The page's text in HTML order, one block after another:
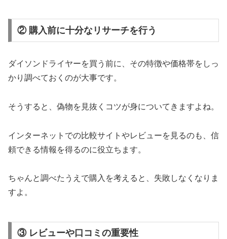
② 購入前に十分なリサーチを行う
ダイソンドライヤーを買う前に、その特徴や価格帯をしっ
かり調べておくのが大事です。
そうすると、偽物を見抜くコツが身についてきますよね。
インターネットでの比較サイトやレビューを見るのも、信
頼できる情報を得るのに役立ちます。
ちゃんと調べたうえで購入を考えると、失敗しなくなりま
すよ。
③ レビューや口コミの重要性